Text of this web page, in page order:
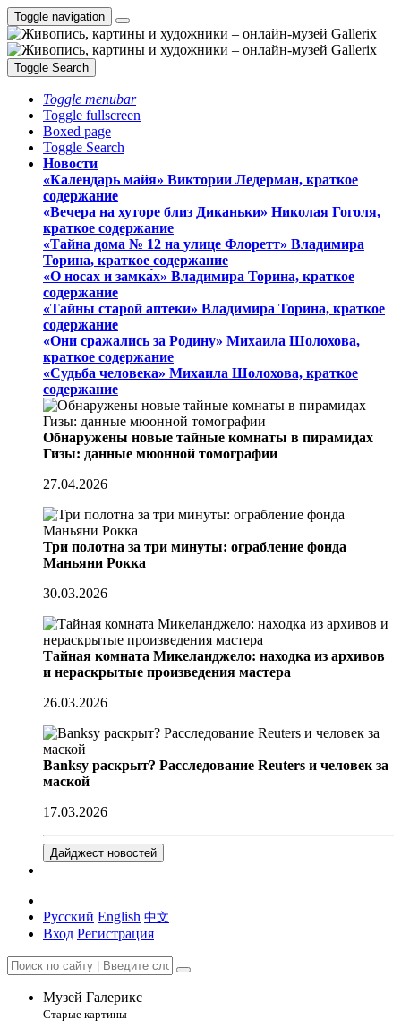
Toggle navigation
Toggle Search
Toggle menubar
Toggle fullscreen
Boxed page
Toggle Search
Новости
«Календарь майя» Виктории Ледерман, краткое
содержание
«Вечера на хуторе близ Диканьки» Николая Гоголя,
краткое содержание
«Тайна дома № 12 на улице Флоретт» Владимира
Торина, краткое содержание
«О носах и замка́х» Владимира Торина, краткое
содержание
«Тайны старой аптеки» Владимира Торина, краткое
содержание
«Они сражались за Родину» Михаила Шолохова,
краткое содержание
«Судьба человека» Михаила Шолохова, краткое
содержание
Обнаружены новые тайные комнаты в пирамидах
Гизы: данные мюонной томографии
27.04.2026
Три полотна за три минуты: ограбление фонда
Маньяни Рокка
30.03.2026
Тайная комната Микеланджело: находка из архивов
и нераскрытые произведения мастера
26.03.2026
Banksy раскрыт? Расследование Reuters и человек за
маской
17.03.2026
Дайджест новостей
Русский English 中文
Вход Регистрация
Музей Галерикс
Старые картины